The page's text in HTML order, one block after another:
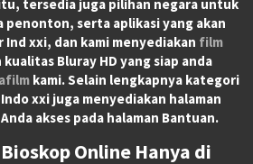
tersedia juga pilihan negara untuk
penonton, serta aplikasi yang akan
xxi, dan kami menyediakan film
Bluray HD yang siap anda
kami. Selain lengkapnya kategori
xxi juga menyediakan halaman
akses pada halaman Bantuan.
Online Hanya di